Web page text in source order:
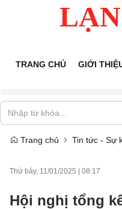
TRANG CHỦ GIỚI
Trang chủ Tin tức - Sự
Thứ bảy, 11/01/2025 08:17
Hội nghị tổng